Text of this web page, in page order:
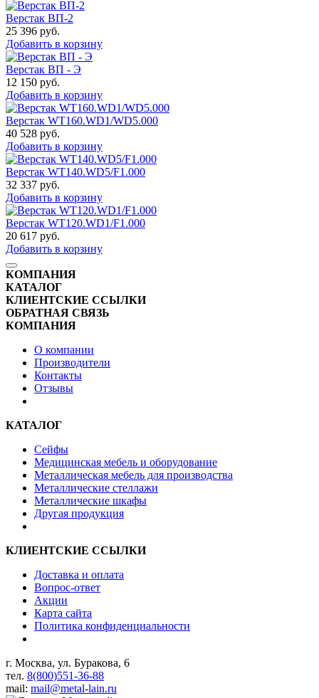
Верстак ВП-2
25 396 руб.
Добавить в корзину
Верстак ВП - Э
12 150 руб.
Добавить в корзину
Верстак WT160.WD1/WD5.000
40 528 руб.
Добавить в корзину
Верстак WT140.WD5/F1.000
32 337 руб.
Добавить в корзину
Верстак WT120.WD1/F1.000
20 617 руб.
Добавить в корзину
КОМПАНИЯ
КАТАЛОГ
КЛИЕНТСКИЕ ССЫЛКИ
ОБРАТНАЯ СВЯЗЬ
КОМПАНИЯ
О компании
Производители
Контакты
Отзывы
КАТАЛОГ
Сейфы
Медицинская мебель и оборудование
Металлическая мебель для производства
Металлические стеллажи
Металлические шкафы
Другая продукция
КЛИЕНТСКИЕ ССЫЛКИ
Доставка и оплата
Вопрос-ответ
Акции
Карта сайта
Политика конфиденциальности
г. Москва, ул. Буракова, 6
тел. 8(800)551-36-88
mail: mail@metal-lain.ru